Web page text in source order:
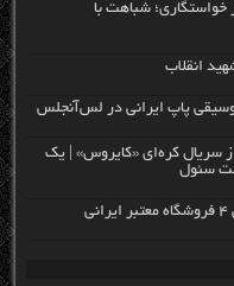
شباهت با
پاپ ایرانی در لس‌آنجلس
سریال کره‌ای «کایروس» | یک
سئول